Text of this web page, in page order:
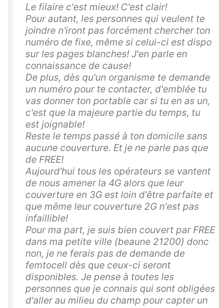
Le filaire c'est mieux! C'est clair!
Pour autant, les personnes qui veulent te
joindre n'iront pas forcément chercher ton
numéro de fixe, même si celui-ci est dispo
sur les pages blanches! J'en parle en
connaissance de cause!
De plus, dès qu'un organisme te demande
un numéro pour te contacter, d'emblée tu
vas donner ton portable car si tu en as un,
c'est que la majeure partie du temps, tu
est joignable!
Reste le temps passé à ton domicile sans
aucune couverture. Et je ne parle pas que
de FREE!
Aujourd'hui tous les opérateurs se vantent
de nous amener la 4G alors que leur
couverture en 3G est loin d'être parfaite et
que même leur couverture 2G n'est pas
infaillible!
Pour ma part, je suis bien couvert par FREE
dans ma petite ville (beaune 21200) donc
non, je ne ferais pas de demande de
femtocell dès que ceux-ci seront
disponibles. Je pense à toutes les
personnes que je connais qui sont obligées
d'aller au milieu du champ pour capter un